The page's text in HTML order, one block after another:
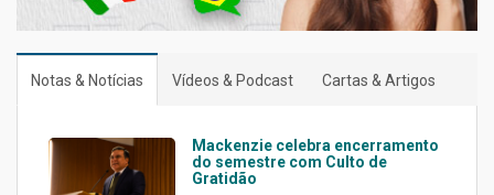
Notas & Notícias Vídeos & Podcast Cartas & Artigos
Mackenzie celebra encerramento
do semestre com Culto de
Gratidão